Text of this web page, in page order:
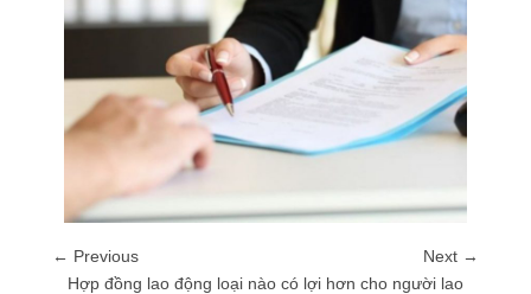
← Previous
Next →
Hợp đồng lao động loại nào có lợi hơn cho người lao